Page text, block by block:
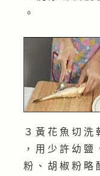
。
３ 黃 花 魚 切 洗
， 用 少 許 幼 鹽
粉 、 胡 椒 粉 略